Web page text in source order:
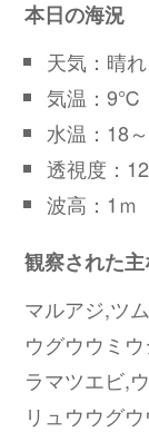
本日の海況
天気：晴れ
気温：9℃
水温：18
透視度：
波高：1ｍ
観察された
マルアジ,ツ
ウグウウミ
ラマツエビ,
リュウウグ